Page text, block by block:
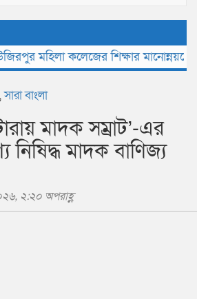
মহিলা কলেজের শিক্ষার মানোন্নয়নে সুধী
,সারা বাংলা
মাদক সম্রাট’-এর
নিষিদ্ধ মাদক বাণিজ্য
২:২০ অপরাহ্ণ